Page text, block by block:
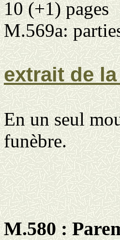
10 (+1) pages
M.569a:
extrait de
En un seul
funèbre.
M.580 :